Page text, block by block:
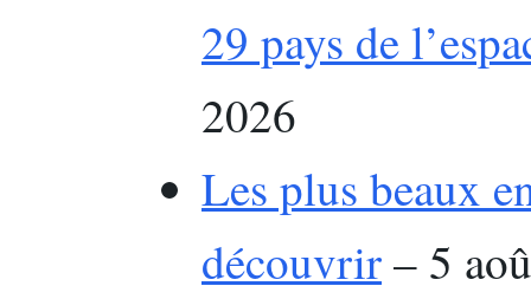
29 pays de
2026
Les plus beaux
découvrir– 5